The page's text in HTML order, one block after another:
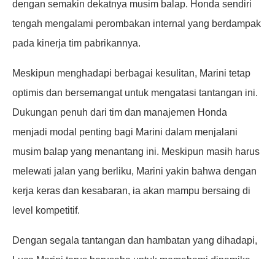
dengan semakin dekatnya musim balap. Honda sendiri
tengah mengalami perombakan internal yang berdampak
pada kinerja tim pabrikannya.
Meskipun menghadapi berbagai kesulitan, Marini tetap
optimis dan bersemangat untuk mengatasi tantangan ini.
Dukungan penuh dari tim dan manajemen Honda
menjadi modal penting bagi Marini dalam menjalani
musim balap yang menantang ini. Meskipun masih harus
melewati jalan yang berliku, Marini yakin bahwa dengan
kerja keras dan kesabaran, ia akan mampu bersaing di
level kompetitif.
Dengan segala tantangan dan hambatan yang dihadapi,